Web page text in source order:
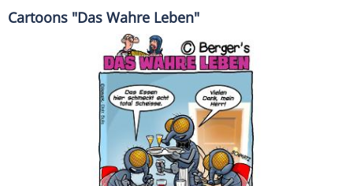
Cartoons "Das Wahre Leben"